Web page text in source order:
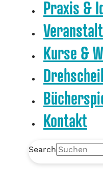
Praxis &
Kurse &
Kontakt
Search